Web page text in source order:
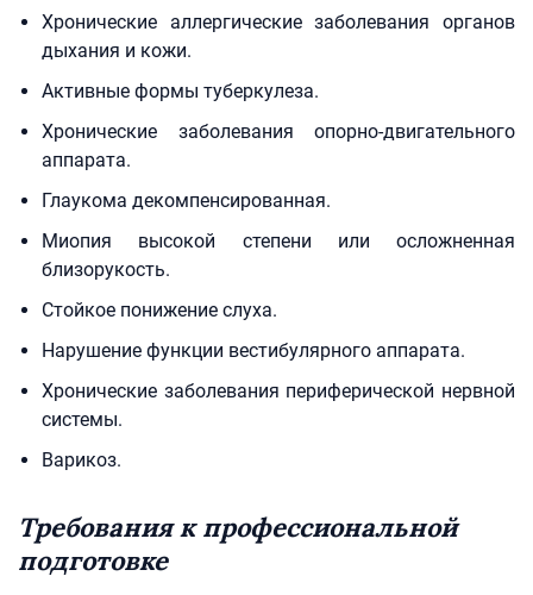
Хронические аллергические заболевания органов
дыхания и кожи.
Активные формы туберкулеза.
Хронические заболевания опорно-двигательного
аппарата.
Глаукома декомпенсированная.
Миопия высокой степени или осложненная
близорукость.
Стойкое понижение слуха.
Нарушение функции вестибулярного аппарата.
Хронические заболевания периферической нервной
системы.
Варикоз.
Требования к профессиональной
подготовке